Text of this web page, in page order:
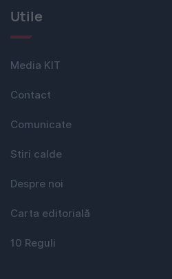
Utile
Media KIT
Contact
Comunicate
Stiri calde
Despre noi
Carta editorială
10 Reguli